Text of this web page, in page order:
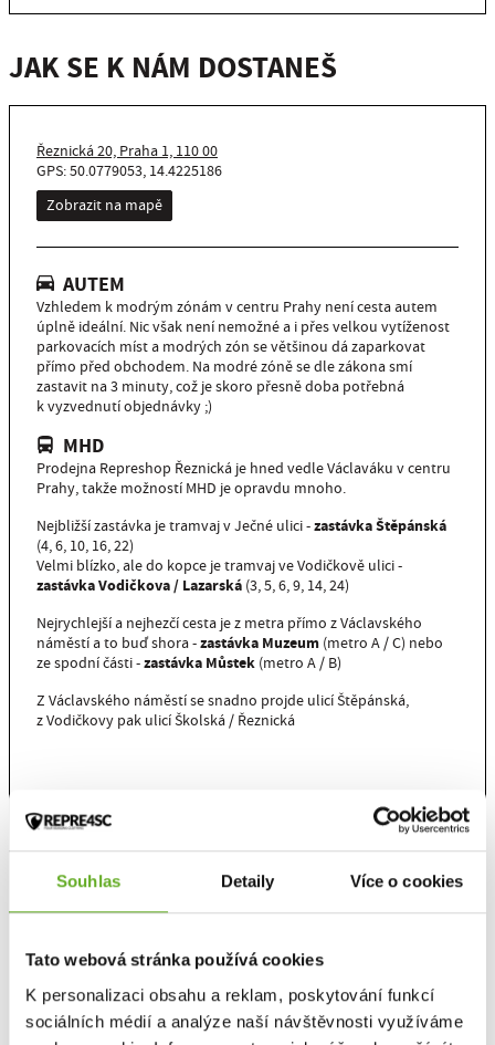
Souhlas Detaily Více o cookies
Tato webová stránka používá cookies
K personalizaci obsahu a reklam, poskytování funkcí
sociálních médií a analýze naší návštěvnosti využíváme
JAK SE K NÁM DOSTANEŠ
Řeznická 20, Praha 1, 110 00
GPS: 50.0779053, 14.4225186
Zobrazit na mapě
AUTEM
Vzhledem k modrým zónám v centru Prahy není cesta autem
úplně ideální. Nic však není nemožné a i přes velkou vytíženost
parkovacích míst a modrých zón se většinou dá zaparkovat
přímo před obchodem. Na modré zóně se dle zákona smí
zastavit na 3 minuty, což je skoro přesně doba potřebná
k vyzvednutí objednávky ;)
MHD
Prodejna Represhop Řeznická je hned vedle Václaváku v centru
Prahy, takže možností MHD je opravdu mnoho.
Nejbližší zastávka je tramvaj v Ječné ulici -zastávka Štěpánská
(4, 6, 10, 16, 22)
Velmi blízko, ale do kopce je tramvaj ve Vodičkově ulici -
zastávka Vodičkova / Lazarská (3, 5, 6, 9, 14, 24)
Nejrychlejší a nejhezčí cesta je z metra přímo z Václavského
náměstí a to buď shora -zastávka Muzeum (metro A / C) nebo
ze spodní části -zastávka Můstek (metro A / B)
Z Václavského náměstí se snadno projde ulicí Štěpánská,
z Vodičkovy pak ulicí Školská / Řeznická